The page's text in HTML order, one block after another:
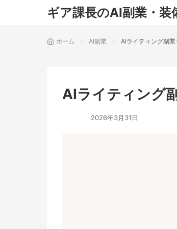
ギア課長のAI副業・装
ホーム AI副業 AIライティング副
AIライティング
2026年3月31日